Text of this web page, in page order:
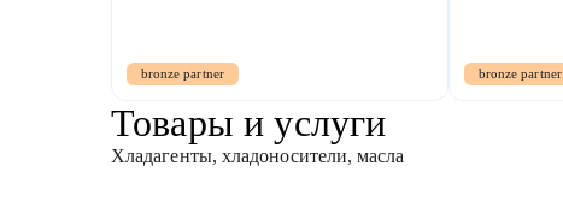
bronze partner bronze partner
Товары и услуги
Хладагенты, хладоносители, масла